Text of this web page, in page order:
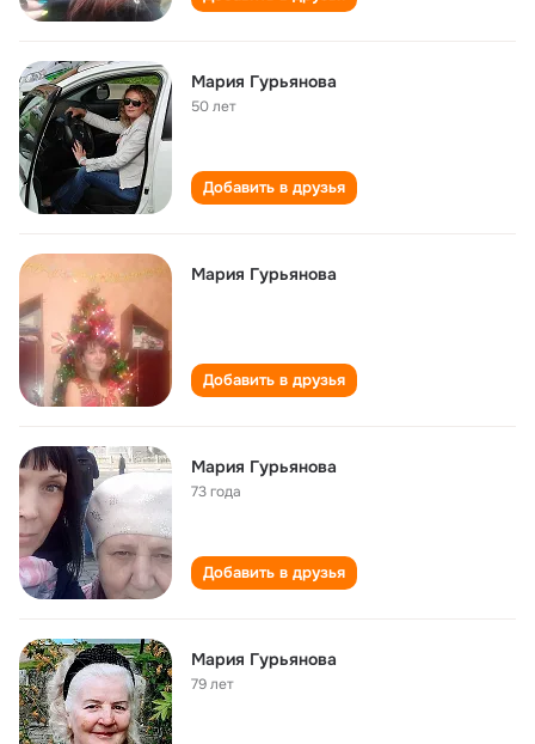
Мария Гурьянова
50 лет
Добавить в друзья
Мария Гурьянова
Добавить в друзья
Мария Гурьянова
73 года
Добавить в друзья
Мария Гурьянова
79 лет